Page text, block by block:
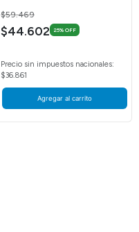
Price reduced from
$59.469
$44.602 25% OFF
Precio sin impuestos nacionales:
$36.861
Agregar al carrito